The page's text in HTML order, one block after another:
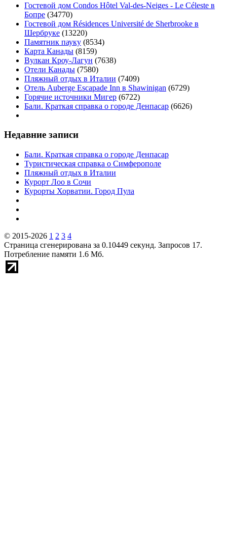
Гостевой дом Condos Hôtel Val-des-Neiges - Le Céleste в
Бопре (34770)
Гостевой дом Résidences Université de Sherbrooke в
Шербруке (13220)
Памятник пауку (8534)
Карта Канады (8159)
Вулкан Кроу-Лагун (7638)
Отели Канады (7580)
Пляжный отдых в Италии (7409)
Отель Auberge Escapade Inn в Shawinigan (6729)
Горячие источники Мигер (6722)
Бали. Краткая справка о городе Денпасар (6626)
Недавние записи
Бали. Краткая справка о городе Денпасар
Туристическая справка о Симферополе
Пляжный отдых в Италии
Курорт Лоо в Сочи
Курорты Хорватии. Город Пула
© 2015-2026 1 2 3 4
Страница сгенерирована за 0.10449 секунд. Запросов 17.
Потребление памяти 1.6 Мб.